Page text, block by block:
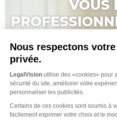
Nous respectons
privée.
LegalVision utilise des «cookies» pour
sécurité du site, améliorer votre
personnaliser les publicités.
Certains de ces cookies sont soumis à
facilement exprimer votre choix et le
VOUS
OU DU
Et vous cherchez la
Contactez votre